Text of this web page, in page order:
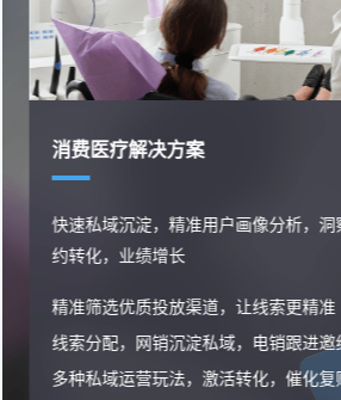
消费医疗解决方案
快速私域沉淀，精准用户画像分析，
约转化，业绩增长
精准筛选优质投放渠道，让线索更精准
线索分配，网销沉淀私域，电销跟进邀
多种私域运营玩法，激活转化，催化复